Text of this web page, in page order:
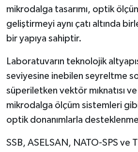
mikrodalga tasarımı, optik
geliştirmeyi aynı çatı altında
bir yapıya sahiptir.
Laboratuvarın teknolojik
seviyesine inebilen seyreltme
süperiletken vektör mıknatısı
mikrodalga ölçüm sistemleri
optik donanımlarla
SSB, ASELSAN, NATO-SPS ve